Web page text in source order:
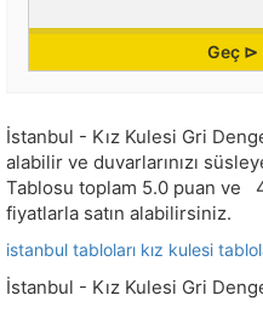
Geç ⊳
İstanbul - Kız Kulesi Gri
alabilir ve duvarlarınızı
Tablosu toplam 5.0 puan ve
fiyatlarla satın alabilirsiniz.
istanbul tabloları kız kulesi
İstanbul - Kız Kulesi Gri